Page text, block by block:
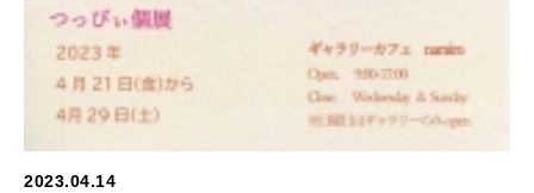
2023.04.14